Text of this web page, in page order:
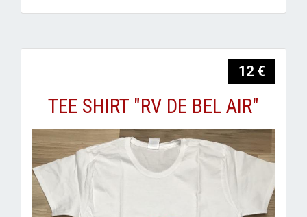
12 €
TEE SHIRT "RV DE BEL AIR"